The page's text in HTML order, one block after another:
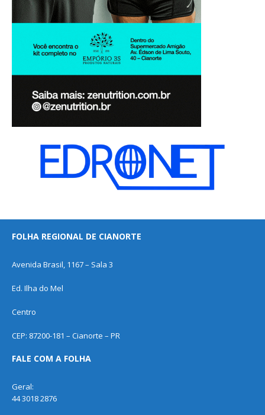
FOLHA REGIONAL DE CIANORTE
Avenida Brasil, 1167 – Sala 3
Ed. Ilha do Mel
Centro
CEP: 87200-181 – Cianorte – PR
FALE COM A FOLHA
Geral:
44 3018 2876